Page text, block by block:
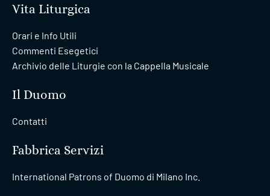
Vita Liturgica
Orari e Info Utili
Commenti Esegetici
Archivio delle Liturgie con la Cappella Musicale
Il Duomo
Contatti
Fabbrica Servizi
International Patrons of Duomo di Milano Inc.